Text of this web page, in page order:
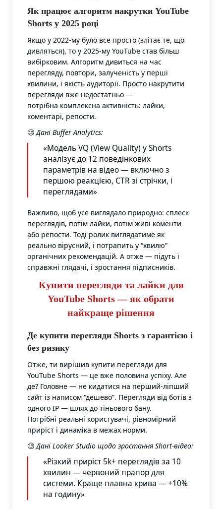
Як працює алгоритм накрутки YouTube
Shorts у 2025 році
Якщо у 2022-му було все просто (злітає те, що
дивляться), то у 2025-му YouTube став більш
вибірковим. Алгоритм дивиться на час
перегляду, повтори, залученість у перші
хвилини, і якість аудиторії. Просто накрутити
перегляди вже недостатньо —
потрібна комплексна активність: лайки,
коментарі, репости.
🧐Дані Buffer Analytics:
«Модель VQ (View Quality) у Shorts
аналізує до 12 поведінкових
параметрів на відео — включно з
першою реакцією, CTR зі стрічки, і
переглядами»
Важливо, щоб усе виглядало природно: сплеск
переглядів, потім лайки, потім живі коменти
або репости. Тоді ролик виглядатиме як
реально вірусний, і потрапить у “хвилю”
органічних рекомендацій. А отже — підуть і
справжні глядачі, і зростання підписників.
Купити перегляди та лайки для
YouTube Shorts — як обрати
найкраще рішення
Де купити перегляди Shorts з гарантією і
без ризику
Отже, ти вирішив купити перегляди для
YouTube Shorts — це вже половина успіху. Але
де? Головне — не кидатися на перший-ліпший
сайт із написом “дешево”. Перегляди від ботів з
одного IP — шлях до тіньового бану.
Потрібні реальні користувачі, рівномірний
приріст і динаміка в межах норми.
🧐Дані Looker Studio щодо зростання Short-відео:
«Різкий приріст 5k+ переглядів за 10
хвилин — червоний прапор для
системи. Краще плавна крива — +10%
на годину»